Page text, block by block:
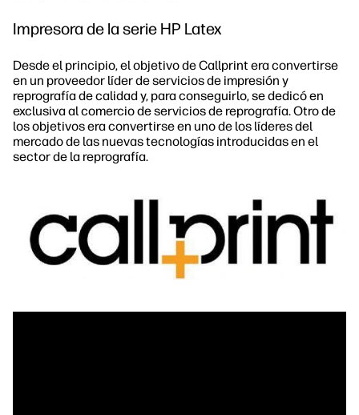
Impresora de la serie HP Latex
Desde el principio, el objetivo de Callprint era convertirse
en un proveedor líder de servicios de impresión y
reprografía de calidad y, para conseguirlo, se dedicó en
exclusiva al comercio de servicios de reprografía. Otro de
los objetivos era convertirse en uno de los líderes del
mercado de las nuevas tecnologías introducidas en el
sector de la reprografía.